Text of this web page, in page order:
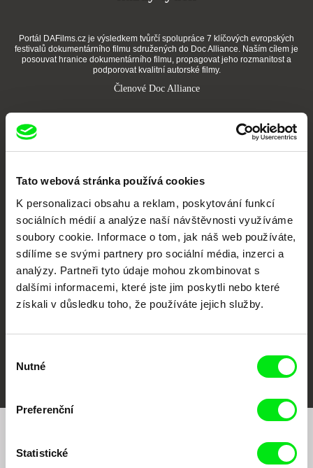
Tato webová stránka používá cookies
K personalizaci obsahu a reklam, poskytování funkcí
sociálních médií a analýze naší návštěvnosti využíváme
soubory cookie. Informace o tom, jak náš web používáte,
sdílíme se svými partnery pro sociální média, inzerci a
analýzy. Partneři tyto údaje mohou zkombinovat s
dalšími informacemi, které jste jim poskytli nebo které
získali v důsledku toho, že používáte jejich služby.
souhlasu
Nutné
Preferenční
Statistické
Portál DAFilms.cz je výsledkem tvůrčí spolupráce 7 klíčových evropských
festivalů dokumentárního filmu sdružených do Doc Alliance. Naším cílem je
posouvat hranice dokumentárního filmu, propagovat jeho rozmanitost a
podporovat kvalitní autorské filmy.
Členové Doc Alliance
CPH:DOX Doclisboa
Millennium Docs
Against Gravity
DOK Leipzig
Chcete být pravidelně informováni o našem